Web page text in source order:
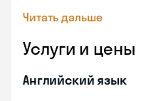
Читать дальше
Услуги и цены
Английский язык